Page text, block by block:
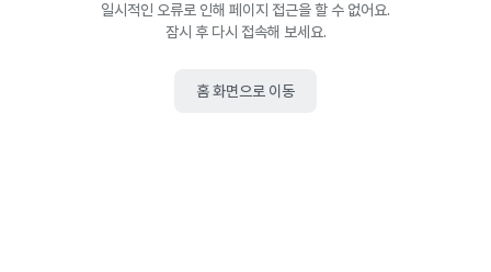
일시적인 오류로 인해 페이지 접근을 할 수 없어요.
잠시 후 다시 접속해 보세요.
홈 화면으로 이동